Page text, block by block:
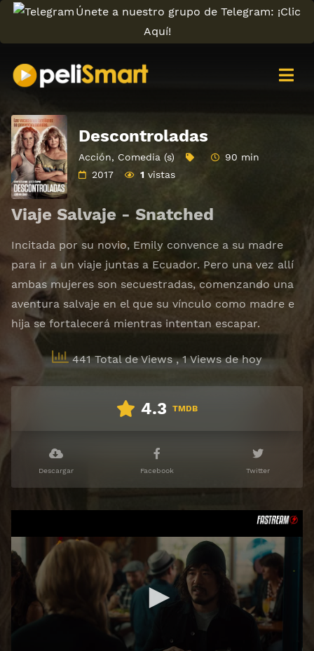
Únete a nuestro grupo de Telegram: ¡Clic
Aquí!
Descontroladas
Acción, Comedia (s)
90 min
2017
1 vistas
Viaje Salvaje - Snatched
Incitada por su novio, Emily convence a su madre
para ir a un viaje juntas a Ecuador. Pero una vez allí
ambas mujeres son secuestradas, comenzando una
aventura salvaje en el que su vínculo como madre e
hija se fortalecerá mientras intentan escapar.
441 Total de Views, 1 Views de hoy
4.3 TMDB
Descargar Facebook Twitter